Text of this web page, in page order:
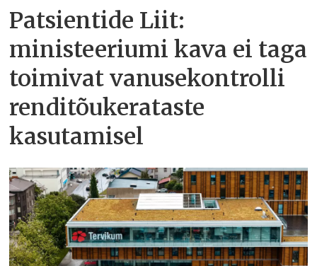
Patsientide Liit:
ministeeriumi kava ei taga
toimivat vanusekontrolli
renditõukerataste
kasutamisel